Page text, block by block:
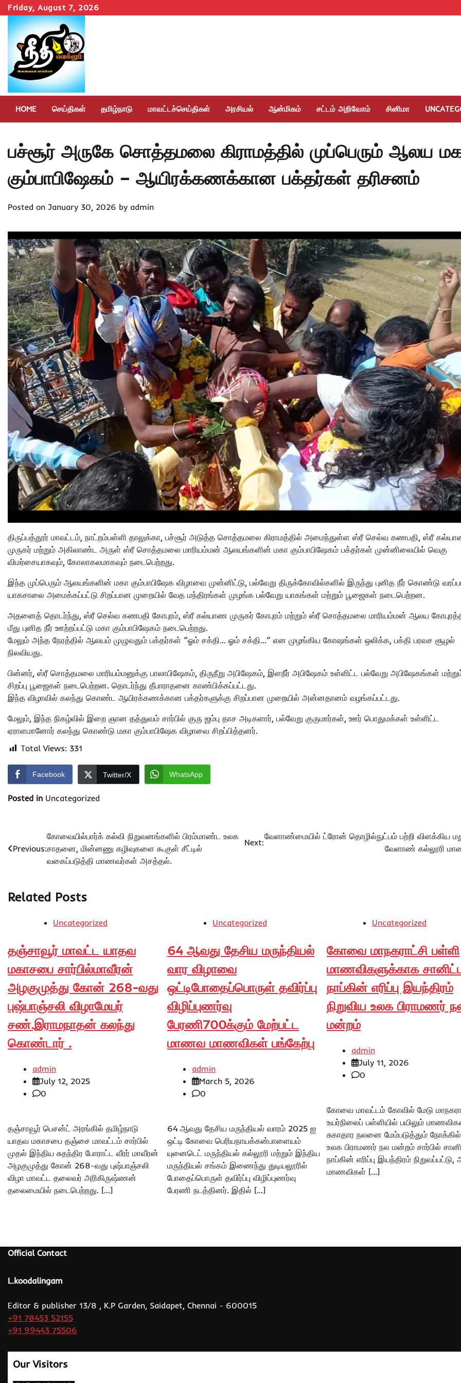
Skip
to
content
Friday, August 7, 2026
HOME செய்திகள் தமிழ்நாடு மாவட்டச்செய்திகள் அரசியல் ஆன்மிகம் சட்டம் அறிவோம் சினிமா
பச்சூர் அருகே சொத்தமலை கிராமத்தில் முப்பெரும் ஆலய
கும்பாபிஷேகம் – ஆயிரக்கணக்கான பக்தர்கள் தரிசனம்
Posted on January 30, 2026 by admin
திருப்பத்தூர் மாவட்டம், நாட்றம்பள்ளி தாலுக்கா, பச்சூர் அடுத்த சொத்தமலை கிராமத்தில் அமைந்துள்ள ஸ்ரீ செல்வ கணபதி, ஸ்ரீ
முருகர் மற்றும் அகிலாண்ட அருள் ஸ்ரீ சொத்தமலை மாரியம்மன் ஆலயங்களின் மகா கும்பாபிஷேகம் பக்தர்கள் முன்னிலையில் வெகு
விமர்சையாகவும், கோலாகலமாகவும் நடைபெற்றது.
இந்த முப்பெரும் ஆலயங்களின் மகா கும்பாபிஷேக விழாவை முன்னிட்டு, பல்வேறு திருக்கோவில்களில் இருந்து புனித நீர் கொண்டு
யாகசாலை அமைக்கப்பட்டு சிறப்பான முறையில் வேத மந்திரங்கள் முழங்க பல்வேறு யாகங்கள் மற்றும் பூஜைகள் நடைபெற்றன.
அதனைத் தொடர்ந்து, ஸ்ரீ செல்வ கணபதி கோபுரம், ஸ்ரீ கல்யாண முருகர் கோபுரம் மற்றும் ஸ்ரீ சொத்தமலை மாரியம்மன் ஆலய
மீது புனித நீர் ஊற்றப்பட்டு மகா கும்பாபிஷேகம் நடைபெற்றது.
மேலும் அந்த நேரத்தில் ஆலயம் முழுவதும் பக்தர்கள் “ஓம் சக்தி… ஓம் சக்தி…” என முழங்கிய கோஷங்கள் ஒலிக்க, பக்தி பரவச சூழல்
நிலவியது.
பின்னர், ஸ்ரீ சொத்தமலை மாரியம்மனுக்கு பாலாபிஷேகம், திருநீறு அபிஷேகம், இளநீர் அபிஷேகம் உள்ளிட்ட பல்வேறு அபிஷேகங்கள்
சிறப்பு பூஜைகள் நடைபெற்றன. தொடர்ந்து தீபாராதனை காண்பிக்கப்பட்டது.
இந்த விழாவில் கலந்து கொண்ட ஆயிரக்கணக்கான பக்தர்களுக்கு சிறப்பான முறையில் அன்னதானம் வழங்கப்பட்டது.
மேலும், இந்த நிகழ்வில் இறை ஞான தத்துவம் சார்பில் குரு ஜம்பு தாச அடிகளார், பல்வேறு குருமார்கள், ஊர் பொதுமக்கள் உள்ளிட்ட
ஏராளமானோர் கலந்து கொண்டு மகா கும்பாபிஷேக விழாவை சிறப்பித்தனர்.
Total Views: 331
Facebook Twitter/X WhatsApp
Posted in Uncategorized
navigation
Previous:
கோவையில்பார்க் கல்வி நிறுவனங்களில் பிரம்மாண்ட உலக
சாதனை, மின்னணு கழிவுகளை கூகுள் சீட்டில்
வகைப்படுத்தி மாணவர்கள் அசத்தல்.
Next:
வேளாண்மையில் ட்ரோன் தொழில்நுட்பம் பற்றி விளக்கிய
வேளாண் கல்லூரி
Related Posts
Uncategorized
தஞ்சாவூர் மாவட்ட யாதவ
மகாசபை சார்பில்மாவீரன்
அழகுமுத்து கோன் 268-வது
புஷ்பாஞ்சலி விழாமேயர்
சண்.இராமநாதன் கலந்து
கொண்டார் .
admin
July 12, 2025
0
தஞ்சாவூர் பெசன்ட் அரங்கில் தமிழ்நாடு
யாதவ மகாசபை தஞ்சை மாவட்டம் சார்பில்
முதல் இந்திய சுதந்திர போராட்ட வீரர் மாவீரன்
அழகுமுத்து கோன் 268-வது புஷ்பாஞ்சலி
விழா மாவட்ட தலைவர் அரிகிருஷ்ணன்
தலைமையில் நடைபெற்றது. […]
Uncategorized
64 ஆவது தேசிய மருந்தியல்
வார விழாவை
ஒட்டிபோதைப்பொருள் தவிர்ப்பு
விழிப்புணர்வு
பேரணி700க்கும் மேற்பட்ட
மாணவ மாணவிகள் பங்கேற்பு
admin
March 5, 2026
0
64 ஆவது தேசிய மருந்தியல் வாரம் 2025 ஐ
ஒட்டி கோவை பெரியநாயக்கன்பாளையம்
யுனைடெட் மருந்தியல் கல்லூரி மற்றும் இந்திய
மருந்தியல் சங்கம் இணைந்து துடியலூரில்
போதைப்பொருள் தவிர்ப்பு விழிப்புணர்வு
பேரணி நடத்தினர். இதில் […]
Uncategorized
கோவை மாநகராட்சி பள்ளி
மாணவிகளுக்காக
நாப்கின் எரிப்பு இயந்திரம்
நிறுவிய உலக பிராமணர்
மன்றம்
admin
July 11, 2026
0
கோவை மாவட்டம் கோவில் மேடு
உயர்நிலைப் பள்ளியில் பயிலும்
சுகாதார நலனை மேம்படுத்தும்
உலக பிராமணர் நல மன்றம் சார்பில்
நாப்கின் எரிப்பு இயந்திரம்
மாணவிகள் […]
Official Contact
L.koodalingam
Editor & publisher 13/8 , K.P Garden, Saidapet, Chennai - 600015
+91 78453 52155
+91 99443 75506
Our Visitors